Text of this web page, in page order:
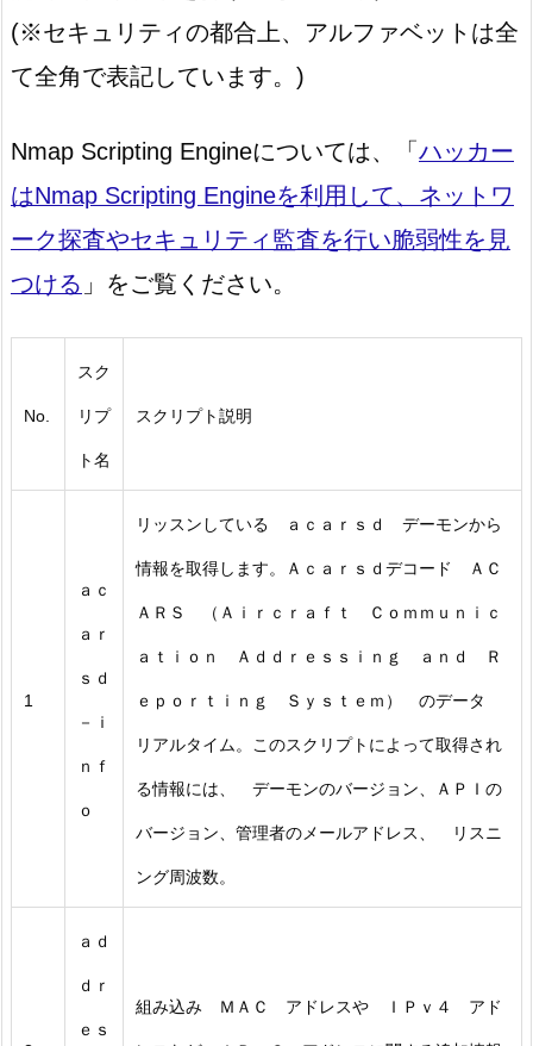
(※セキュリティの都合上、アルファベットは全
て全角で表記しています。)
Nmap Scripting Engineについては、「 ハッカー
はNmap Scripting Engineを利用して、ネットワ
ーク探査やセキュリティ監査を行い脆弱性を見
つける 」をご覧ください。
No.
スク
リプ
ト名
スクリプト説明
1
ａｃ
ａｒ
ｓｄ
－ｉ
ｎｆ
ｏ
リッスンしている ａｃａｒｓｄ デーモンから
情報を取得します。Ａｃａｒｓｄデコード ＡＣ
ＡＲＳ （Ａｉｒｃｒａｆｔ Ｃｏｍｍｕｎｉｃ
ａｔｉｏｎ Ａｄｄｒｅｓｓｉｎｇ ａｎｄ Ｒ
ｅｐｏｒｔｉｎｇ Ｓｙｓｔｅｍ） のデータ
リアルタイム。このスクリプトによって取得され
る情報には、 デーモンのバージョン、ＡＰＩの
バージョン、管理者のメールアドレス、 リスニ
ング周波数。
ａｄ
ｄｒ
ｅｓ
組み込み ＭＡＣ アドレスや ＩＰｖ４ アド